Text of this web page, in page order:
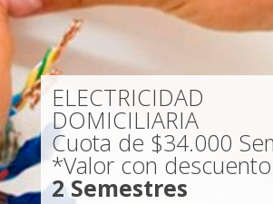
ELECTRICIDAD
DOMICILIARIA
Cuota de $34.000
*Valor con
2 Semestres